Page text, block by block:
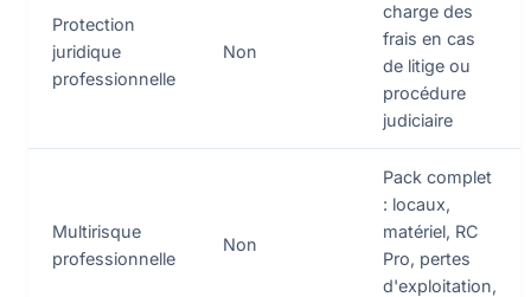
Protection
juridique
professionnelle
Non
charge des
frais en cas
de litige ou
procédure
judiciaire
Multirisque
professionnelle
Non
Pack complet
: locaux,
matériel, RC
Pro, pertes
d'exploitation,